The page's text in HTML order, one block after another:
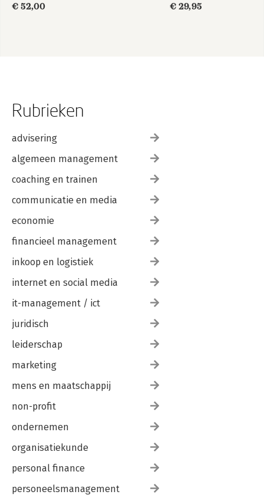
Register van zaken 409
€ 52,00
€ 29,95
Rubrieken
advisering
algemeen management
coaching en trainen
communicatie en media
economie
financieel management
inkoop en logistiek
internet en social media
it-management / ict
juridisch
leiderschap
marketing
mens en maatschappij
non-profit
ondernemen
organisatiekunde
personal finance
personeelsmanagement